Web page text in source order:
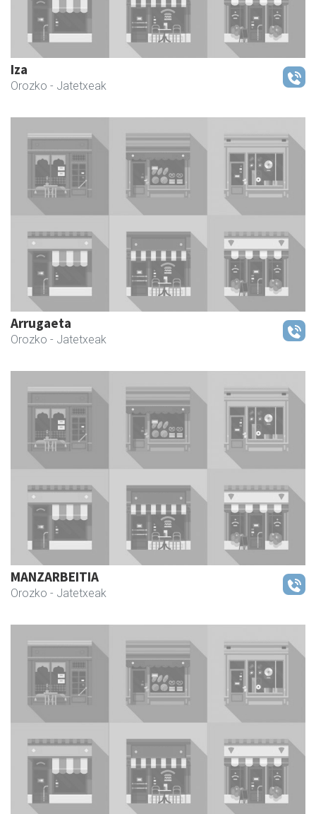
Iza
Orozko - Jatetxeak
Arrugaeta
Orozko - Jatetxeak
MANZARBEITIA
Orozko - Jatetxeak